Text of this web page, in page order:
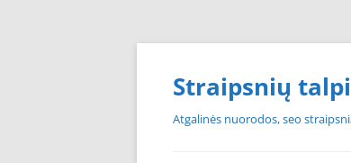
Skip
Straipsnių
Atgalinės nuorodos, seo